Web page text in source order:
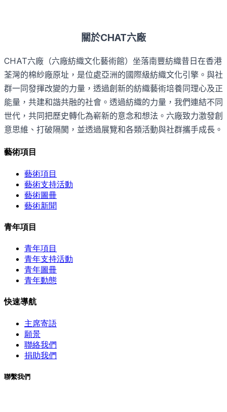
關於CHAT六廠
CHAT六廠（六廠紡織文化藝術館）坐落南豐紡織昔日在香港
荃灣的棉紗廠原址，是位處亞洲的國際級紡織文化引擎。與社
群一同發揮改變的力量，透過創新的紡織藝術培養同理心及正
能量，共建和諧共融的社會。透過紡織的力量，我們連結不同
世代，共同把歷史轉化為嶄新的意念和想法。六廠致力激發創
意思維、打破隔閡，並透過展覽和各類活動與社群攜手成長。
藝術項目
藝術項目
藝術支持活動
藝術圖冊
藝術新聞
青年項目
青年項目
青年支持活動
青年圖冊
青年動態
快速導航
主席寄語
願景
聯絡我們
捐助我們
聯繫我們